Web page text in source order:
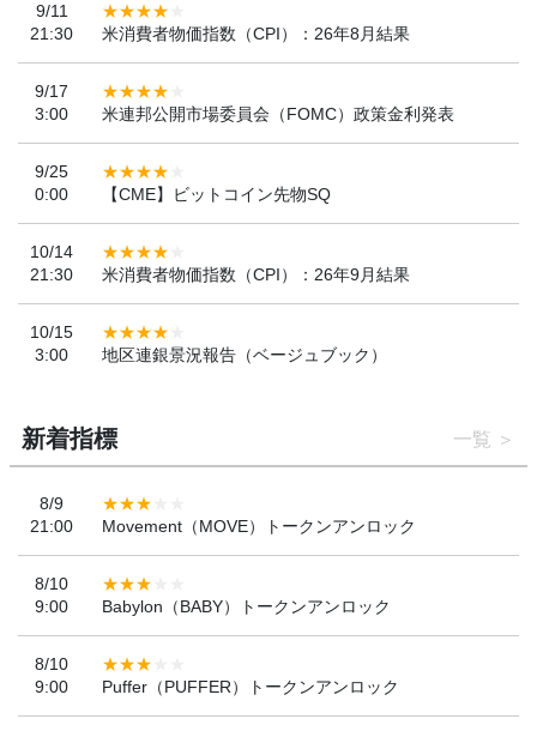
9/11
21:30
米消費者物価指数（CPI）：26年8月結果
9/17
3:00
米連邦公開市場委員会（FOMC）政策金利発表
9/25
0:00
【CME】ビットコイン先物SQ
10/14
21:30
米消費者物価指数（CPI）：26年9月結果
10/15
3:00
地区連銀景況報告（ベージュブック）
新着指標 一覧
8/9
21:00
Movement（MOVE）トークンアンロック
8/10
9:00
Babylon（BABY）トークンアンロック
8/10
9:00
Puffer（PUFFER）トークンアンロック